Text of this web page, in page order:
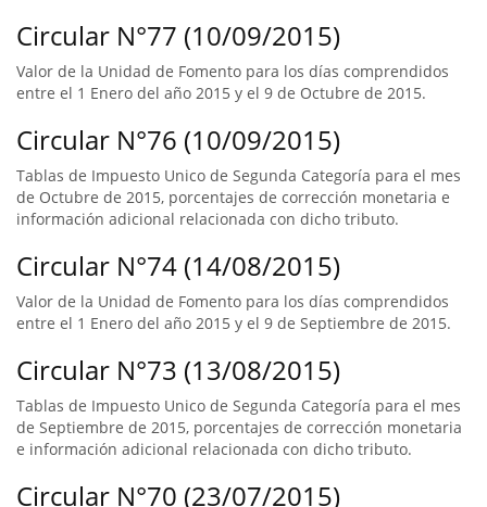
Circular N°77 (10/09/2015)
Valor de la Unidad de Fomento para los días comprendidos
entre el 1 Enero del año 2015 y el 9 de Octubre de 2015.
Circular N°76 (10/09/2015)
Tablas de Impuesto Unico de Segunda Categoría para el mes
de Octubre de 2015, porcentajes de corrección monetaria e
información adicional relacionada con dicho tributo.
Circular N°74 (14/08/2015)
Valor de la Unidad de Fomento para los días comprendidos
entre el 1 Enero del año 2015 y el 9 de Septiembre de 2015.
Circular N°73 (13/08/2015)
Tablas de Impuesto Unico de Segunda Categoría para el mes
de Septiembre de 2015, porcentajes de corrección monetaria
e información adicional relacionada con dicho tributo.
Circular N°70 (23/07/2015)